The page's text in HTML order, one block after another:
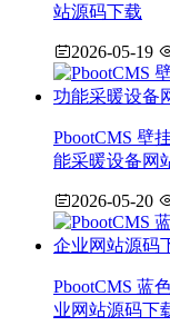
站源码下载
2026-05-19
PbootCMS 壁
能采暖设备网
2026-05-20
PbootCMS 蓝
业网站源码下